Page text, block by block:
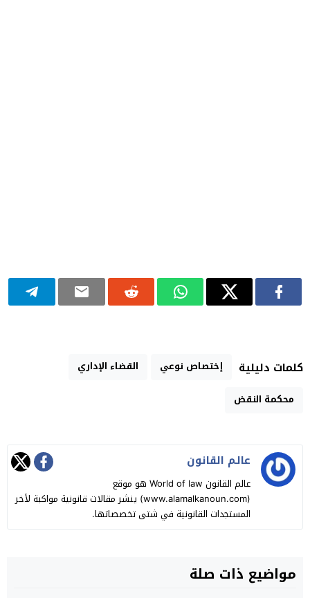
كلمات دليلية إختصاص نوعي
القضاء الإداري
محكمة النقض
عالـم القانون
عالم القانون World of law هو موقع
(www.alamalkanoun.com) ينشر مقالات قانونية مواكبة لأخر
المستجدات القانونية في شتى تخصصاتها.
مواضيع ذات صلة